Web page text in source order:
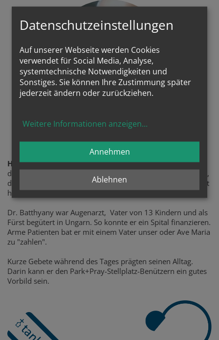
Sel. Ladislaus Batthyany
Himmlischer Patron
des Projektes ist der sel. Ladislaus Batthyany, frommer Arzt,
der gerne mit seinem Auto fuhr und es auch selber repariert
hat.
Dr. Batthyany war Augenarzt, Vater von 13 Kindern und als
Fürst begütert in Ungarn. So konnte er ein Spital finanzieren.
Arme Patienten bat er mit einem Vater unser oder Ave Maria
zu "zahlen".
Kurze Gebete während des Tages prägten seinen Alltag.
Darin kann er den Park+Pray-Stellplatz-Benützern ein gutes
Vorbild sein.
Datenschutzeinstellungen
Auf unserer Webseite werden Cookies
verwendet für Social Media, Analyse,
systemtechnische Notwendigkeiten und
Sonstiges. Sie können Ihre Zustimmung später
jederzeit ändern oder zurückziehen.
Weitere Informationen anzeigen...
Ablehnen
Annehmen